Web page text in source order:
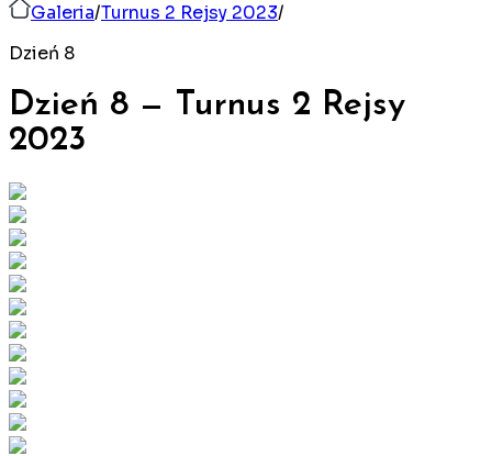
Galeria/Turnus 2 Rejsy 2023/
Dzień 8
Dzień 8 —
Turnus 2 Rejsy
2023